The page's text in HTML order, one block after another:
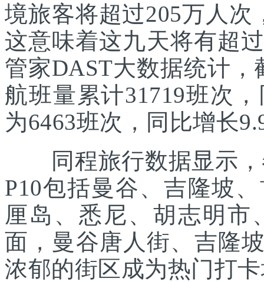
境旅客将超过205万人次
这意味着这九天将有超
管家DAST大数据统计
航班量累计31719班次
为6463班次，同比增长
同程旅行数据显示，
P10包括曼谷、吉隆坡
厘岛、悉尼、胡志明市
面，曼谷唐人街、吉隆
浓郁的街区成为热门打